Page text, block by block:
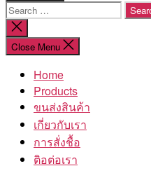
Search
for:
Close
search
Close Menu
Home
Products
ขนส่งสินค้า
เกี่ยวกับเรา
การสั่งชื้อ
ติอต่อเรา